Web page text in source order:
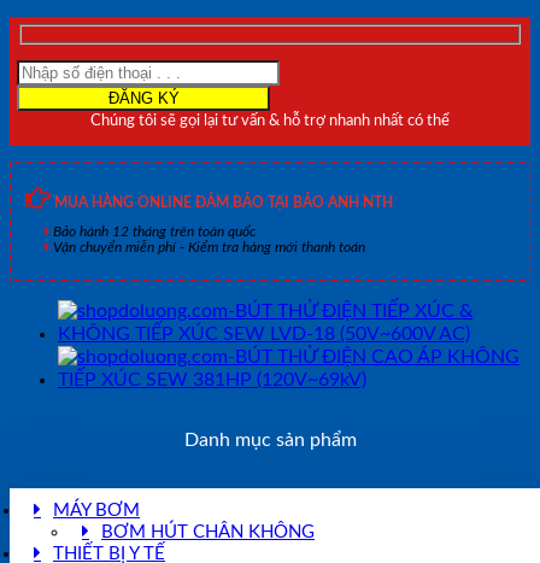
ĐIỆN
ĐEO
TAY-
ĐỘI
ĐẦU-
SEW
287SVD
(110V~22.8kV)
Chúng tôi sẽ gọi lại tư vấn & hỗ trợ nhanh nhất có thể
MUA HÀNG ONLINE ĐẢM BẢO TẠI BẢO ANH NTH
Bảo hành 12 tháng trên toàn quốc
Vận chuyển miễn phí - Kiểm tra hàng mới thanh toán
Danh mục sản phẩm
MÁY BƠM
BƠM HÚT CHÂN KHÔNG
THIẾT BỊ Y TẾ